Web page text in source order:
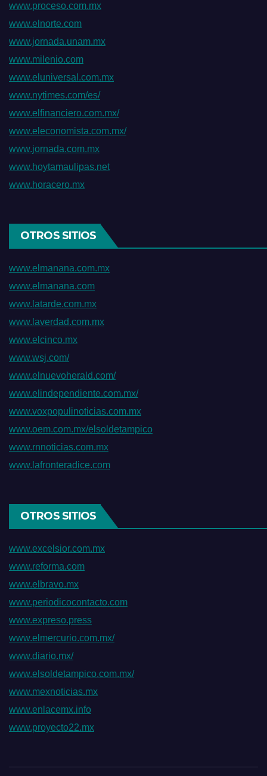
www.proceso.com.mx
www.elnorte.com
www.jornada.unam.mx
www.milenio.com
www.eluniversal.com.mx
www.nytimes.com/es/
www.elfinanciero.com.mx/
www.eleconomista.com.mx/
www.jornada.com.mx
www.hoytamaulipas.net
www.horacero.mx
OTROS SITIOS
www.elmanana.com.mx
www.elmanana.com
www.latarde.com.mx
www.laverdad.com.mx
www.elcinco.mx
www.wsj.com/
www.elnuevoherald.com/
www.elindependiente.com.mx/
www.voxpopulinoticias.com.mx
www.oem.com.mx/elsoldetampico
www.rnnoticias.com.mx
www.lafronteradice.com
OTROS SITIOS
www.excelsior.com.mx
www.reforma.com
www.elbravo.mx
www.periodicocontacto.com
www.expreso.press
www.elmercurio.com.mx/
www.diario.mx/
www.elsoldetampico.com.mx/
www.mexnoticias.mx
www.enlacemx.info
www.proyecto22.mx